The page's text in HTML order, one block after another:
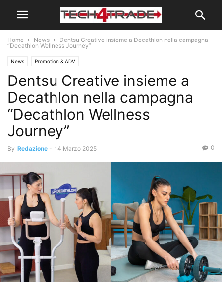
Home News
Dentsu Creative insieme a Decathlon nella campagna
“Decathlon Wellness Journey”
News Promotion & ADV
Dentsu Creative insieme a
Decathlon nella campagna
“Decathlon Wellness
Journey”
By Redazione - 14 Marzo 2025 0